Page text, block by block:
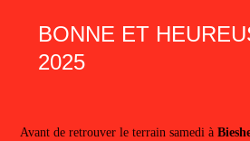
BONNE ET
2025
Avant de retrouver le terrain samedi à